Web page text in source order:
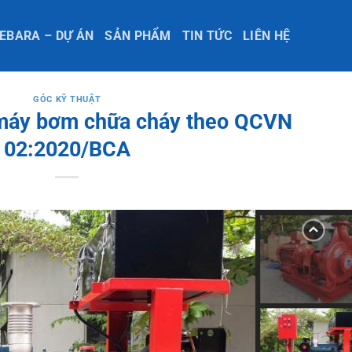
EBARA – DỰ ÁN SẢN PHẨM TIN TỨC LIÊN HỆ
GÓC KỸ THUẬT
bơm chữa cháy theo QCVN
02:2020/BCA